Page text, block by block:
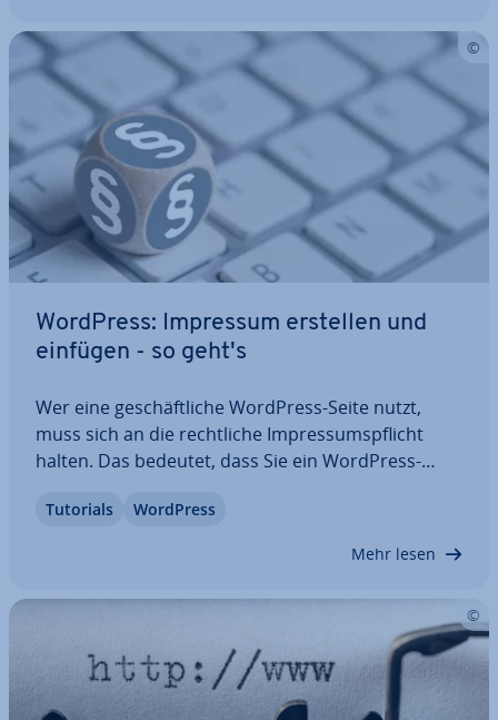
WordPress: Impressum erstellen und
einfügen - so geht's
Wer eine ge­schäft­li­che WordPress-Seite nutzt,
muss sich an die recht­li­che Im­pres­sums­pflicht
halten. Das bedeutet, dass Sie ein WordPress-
Webseite zum Verkauf oder zum Bewerben von
Tutorials WordPress
Mehr lesen